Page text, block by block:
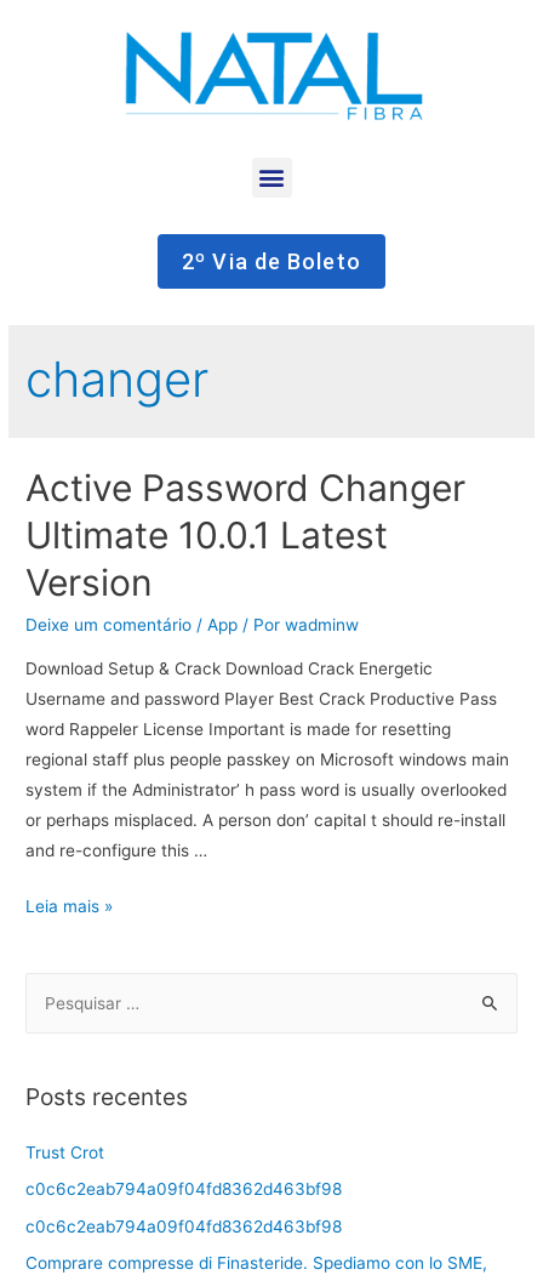
2º Via de Boleto
changer
Active Password Changer
Ultimate 10.0.1 Latest
Version
Deixe um comentário /App / Porwadminw
Download Setup & Crack Download Crack Energetic
Username and password Player Best Crack Productive Pass
word Rappeler License Important is made for resetting
regional staff plus people passkey on Microsoft windows main
system if the Administrator’ h pass word is usually overlooked
or perhaps misplaced. A person don’ capital t should re-install
and re-configure this …
Leia mais »
Posts recentes
Trust Crot
c0c6c2eab794a09f04fd8362d463bf98
c0c6c2eab794a09f04fd8362d463bf98
Comprare compresse di Finasteride. Spediamo con lo SME,